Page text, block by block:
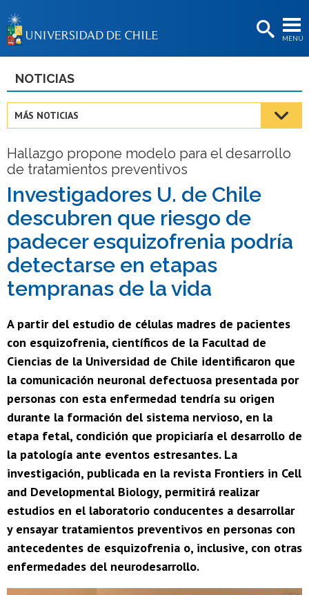
MENÚ
BIBLIOTECAS
Estudiantes
Académicas/os
Egresadas/os
NOTICIAS
MÁS NOTICIAS
Hallazgo propone modelo para el desarrollo
de tratamientos preventivos
Investigadores U. de Chile
descubren que riesgo de
padecer esquizofrenia podría
detectarse en etapas
tempranas de la vida
A partir del estudio de células madres de pacientes
con esquizofrenia, científicos de la Facultad de
Ciencias de la Universidad de Chile identificaron que
la comunicación neuronal defectuosa presentada por
personas con esta enfermedad tendría su origen
durante la formación del sistema nervioso, en la
etapa fetal, condición que propiciaría el desarrollo de
la patología ante eventos estresantes. La
investigación, publicada en la revista Frontiers in Cell
and Developmental Biology, permitirá realizar
estudios en el laboratorio conducentes a desarrollar
y ensayar tratamientos preventivos en personas con
antecedentes de esquizofrenia o, inclusive, con otras
enfermedades del neurodesarrollo.